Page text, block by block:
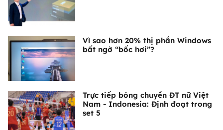
Vì sao hơn 20% thị phần Windows
bất ngờ “bốc hơi”?
Trực tiếp bóng chuyền ĐT nữ Việt
Nam - Indonesia: Định đoạt trong
set 5